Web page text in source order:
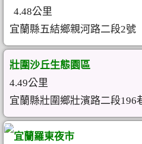
4.48公里
宜蘭縣五結鄉親河路二段2號
壯圍沙丘生態園區
4.49公里
宜蘭縣壯圍鄉壯濱路二段196
宜蘭羅東夜市